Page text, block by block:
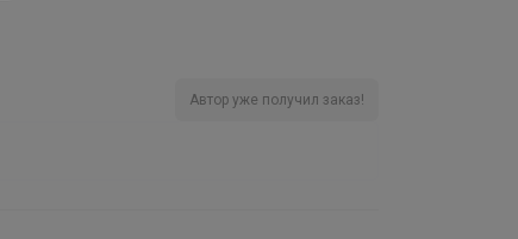
Автор уже получил заказ!